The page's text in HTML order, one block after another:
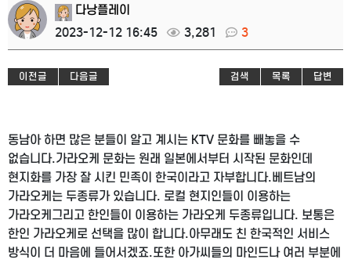
다낭플레이
2023-12-12 16:45
3,281 3
이전글 다음글 검색 목록 답변
동남아 하면 많은 분들이 알고 계시는 KTV 문화를 빼놓을 수
없습니다.가라오케 문화는 원래 일본에서부터 시작된 문화인데
현지화를 가장 잘 시킨 민족이 한국이라고 자부합니다. 베트남의
가라오케는 두종류가 있습니다. 로컬 현지인들이 이용하는
가라오케 그리고 한인들이 이용하는 가라오케 두종류입니다. 보통은
한인 가라오케로 선택을 많이 합니다.아무래도 친 한국적인 서비스
방식이 더 마음에 들어서겠죠.또한 아가씨들의 마인드나 여러 부분에